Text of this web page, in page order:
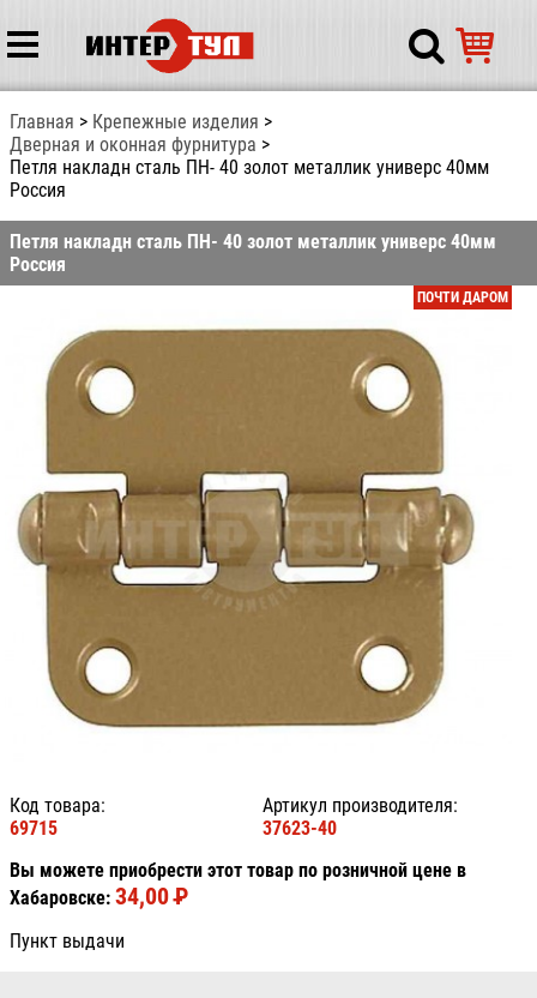
Главная
Крепежные изделия
Дверная и оконная фурнитура
Петля накладн сталь ПН- 40 золот металлик универс 40мм
Россия
Петля накладн сталь ПН- 40 золот металлик универс 40мм
Россия
ПОЧТИ ДАРОМ
Код товара:
69715
Артикул производителя:
37623-40
Вы можете приобрести этот товар по розничной цене в
Хабаровске: 34,00PУБ.
Пункт выдачи